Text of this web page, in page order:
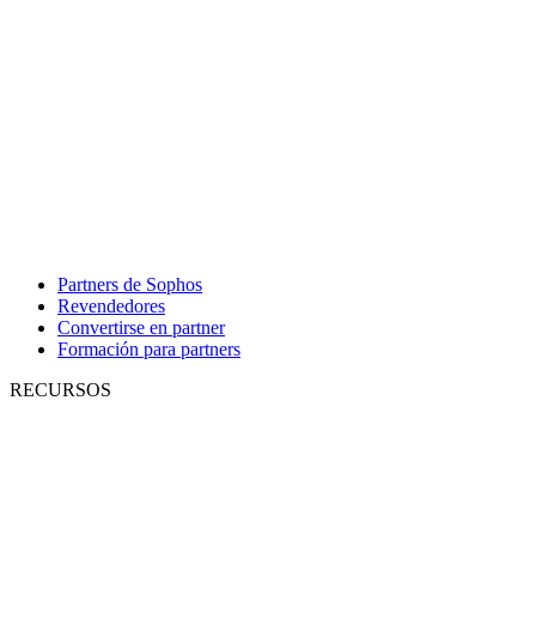
Partners de Sophos
Revendedores
Convertirse en partner
Formación para partners
RECURSOS